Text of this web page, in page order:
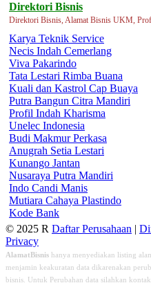
Direktori Bisnis
Direktori Bisnis, Alamat Bisnis UKM,
Karya Teknik Service
Necis Indah Cemerlang
Viva Pakarindo
Tata Lestari Rimba Buana
Kuali dan Kastrol Cap Buaya
Putra Bangun Citra Mandiri
Profil Indah Kharisma
Unelec Indonesia
Budi Makmur Perkasa
Anugrah Setia Lestari
Kunango Jantan
Nusaraya Putra Mandiri
Indo Candi Manis
Mutiara Cahaya Plastindo
Kode Bank
© 2025 R Daftar Perusahaan |
Privacy
AlamatBisnis hanya menyediakan listing
menjamin keakuratan data dikarenakan
bisnis. Untuk Perubahan data silahkan